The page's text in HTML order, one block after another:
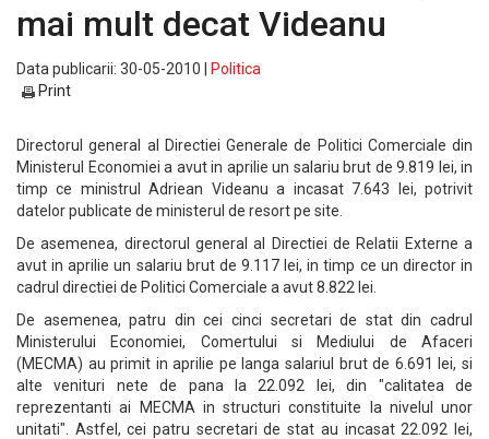
mai mult decat Videanu
Data publicarii: 30-05-2010 |
Politica
Print
Directorul general al Directiei Generale de Politici Comerciale din
Ministerul Economiei a avut in aprilie un salariu brut de 9.819 lei, in
timp ce ministrul Adriean Videanu a incasat 7.643 lei, potrivit
datelor publicate de ministerul de resort pe site.
De asemenea, directorul general al Directiei de Relatii Externe a
avut in aprilie un salariu brut de 9.117 lei, in timp ce un director in
cadrul directiei de Politici Comerciale a avut 8.822 lei.
De asemenea, patru din cei cinci secretari de stat din cadrul
Ministerului Economiei, Comertului si Mediului de Afaceri
(MECMA) au primit in aprilie pe langa salariul brut de 6.691 lei, si
alte venituri nete de pana la 22.092 lei, din "calitatea de
reprezentanti ai MECMA in structuri constituite la nivelul unor
unitati". Astfel, cei patru secretari de stat au incasat 22.092 lei,